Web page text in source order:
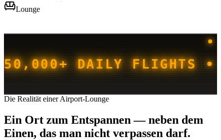
Lounge
50,000+ DAILY FLIGHTS •
Die Realität einer Airport-Lounge
Ein Ort zum Entspannen — neben dem
Einen, das man nicht verpassen darf.